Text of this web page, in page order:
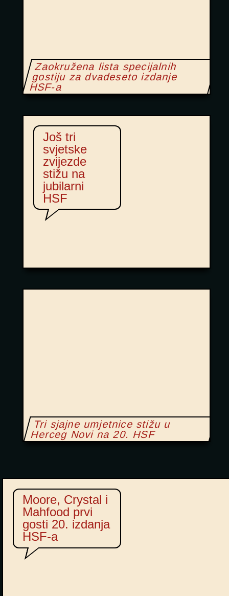
Zaokružena lista specijalnih
gostiju za dvadeseto izdanje
HSF-a
Još tri
svjetske
zvijezde
stižu na
jubilarni
HSF
Tri sjajne umjetnice stižu u
Herceg Novi na 20. HSF
Moore, Crystal i
Mahfood prvi
gosti 20. izdanja
HSF-a